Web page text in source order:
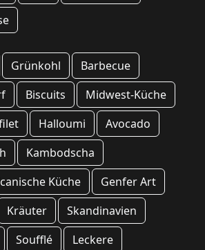
Grünkohl
Barbecue
Biscuits
Midwest-Küche
Halloumi
Avocado
Kambodscha
Küche
Genfer Art
Kräuter
Skandinavien
Soufflé Leckere